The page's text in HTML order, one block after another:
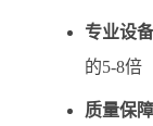
专业设备
的5-8倍
质量保障